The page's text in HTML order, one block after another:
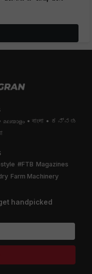
മലയാളം বাংলা
ಕನ್ನಡ
#FTB Magazines
Farm Machinery
handpicked